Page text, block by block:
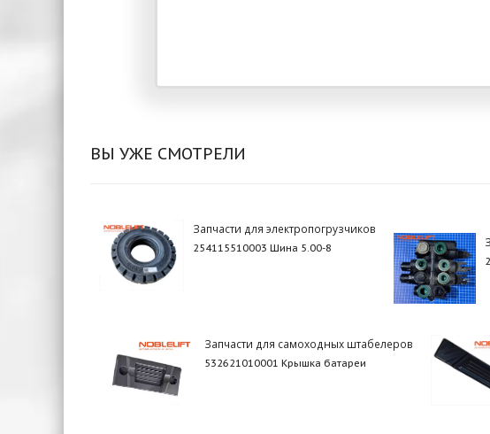
ВЫ УЖЕ СМОТРЕЛИ
Запчасти для электропогрузчиков
254115510003 Шина 5.00-8
Запчасти для самоходных штабелеров
532621010001 Крышка батареи